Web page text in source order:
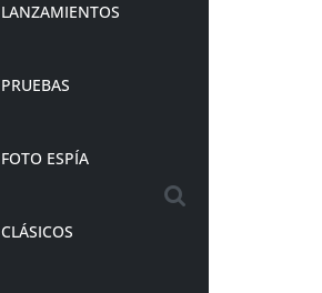
LANZAMIENTOS
PRUEBAS
FOTO ESPÍA
CLÁSICOS